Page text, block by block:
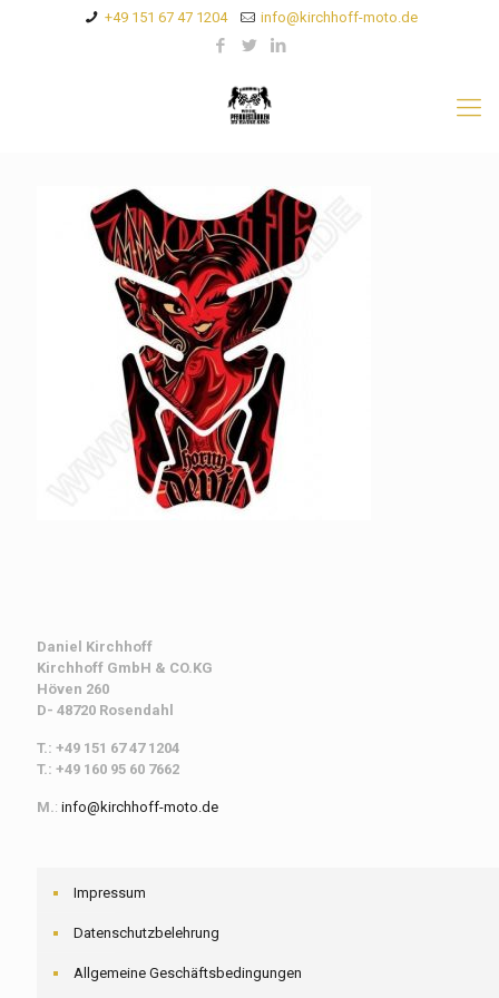
+49 151 67 47 1204 info@kirchhoff-moto.de
Daniel Kirchhoff
Kirchhoff GmbH & CO.KG
Höven 260
D- 48720 Rosendahl
T.: +49 151 67 47 1204
T.: +49 160 95 60 7662
M.: info@kirchhoff-moto.de
Impressum
Datenschutzbelehrung
Allgemeine Geschäftsbedingungen